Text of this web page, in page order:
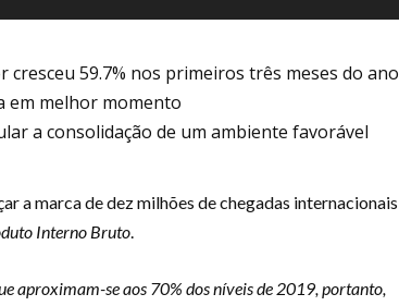
59.7% nos primeiros três meses do ano
em melhor momento
a consolidação de um ambiente favorável
a marca de dez milhões de chegadas internacionais
Interno Bruto.
aproximam-se aos 70% dos níveis de 2019, portanto,